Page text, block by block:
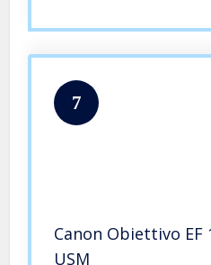
7
Canon Obiettivo EF
USM